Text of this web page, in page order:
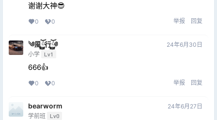
谢谢大神😎
0 0 举报 回复
༄風ོ࿆行ོ࿆༅
小学 Lv1
24年6月30日
666👍
0 0 举报 回复
bearworm
学前班 Lv0
24年6月27日